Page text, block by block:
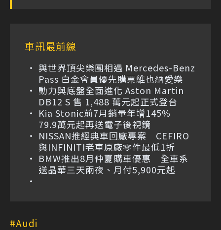
車訊最前線
與世界頂尖樂團相遇 Mercedes-Benz
Pass 白金會員優先購票維也納愛樂
動力與底盤全面進化 Aston Martin
DB12 S 售 1,488 萬元起正式登台
Kia Stonic前7月銷量年增145%
79.9萬元起再送電子後視鏡
NISSAN推經典車回廠專案 CEFIRO
與INFINITI老車原廠零件最低1折
BMW推出8月仲夏購車優惠 全車系
送晶華三天兩夜、月付5,900元起
Audi